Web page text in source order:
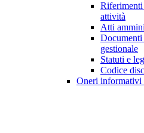
Riferimenti
attività
Atti
Documenti
gestionale
Statuti e
Codice
Oneri informativi